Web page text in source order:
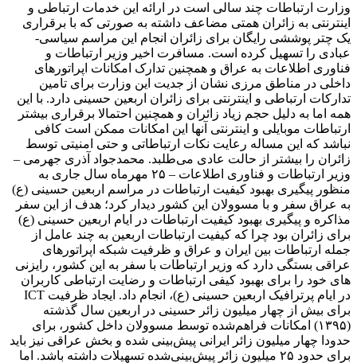
وزارت ارتباطات چند سالی است در ارائه این خدمات ارتباطی و
اینترنتی به زائران همتی مضاعف داشته به صورتی که با برقراری
یک چتر پوششی رایگان برای زائران انجام این مراسم سیاسی-
عبادی را تسهیل کرده است. مسافرت اخیر وزیر ارتباطات و
فناوری اطلاعات به عراق و همچنین تدارک امکانات اپراتورهای
داخلی در مناطق مرزی نشان از جدیت این وزارت برای تامین
تدارکات ارتباطی و اینترنتی برای زائران اربعین حسینی دارد. با این
همه اما به دلیل حجم زیاد زائران و همچنین احتمالا برقراری بیشتر
ارتباطات موبایلی و اینترنتی آنها این امکانات ممکن است کافی
نباشد که این مساله رعایت نکات ارتباطاتی و حتی امنیتی توسط
زائران را بیشتر از حالت عادی می‌طلبد. محمدجواد آذری جهرمی –
وزیر ارتباطات و فناوری اطلاعات – ۲۵ مهرماه سال جاری به
منظور پیگیری بهبود کیفیت ارتباطات در مراسم اربعین حسینی (ع)
به عراق سفر و با مسوولان این کشور دیدار کرد؛ هدف از این سفر
مذاکره و پیگیری بهبود کیفیت ارتباطات در ایام اربعین حسینی (ع)
برای زائران بود چرا که کیفیت ارتباطات اربعین به چند عامل از
جمله ارتباطات بین ایران و عراق و ظرفیت شبکه اپراتورهای
عراقی بستگی دارد که وزیر ارتباطات با سفر به این کشور، رایزنی
های خود را برای بهبود کیفی ارتباطات و رضایت ارتباطی کاربران
در ایام پرترافیک اربعین حسینی (ع)، انجام داد. ایجاد ظرفیت ICT
برای بیش از چهار میلیون زائر حسینی در اربعین سال گذشته
(۱۳۹۵) امکانات فراهم‌شده توسط مسوولان داخل کشور، برای
حدودا چهار میلیون زائر ایرانی پیش‌بینی شده و بخش عراقی نیز باید
برای حدود ۲۵ میلیون زائر پیش‌بینی‌شده تسهیلات داشته باشد. اما